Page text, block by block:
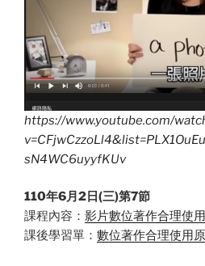
https://www.youtube.com/
sN4WC6uyyfKUv
110年6月2日(三)第7節
課程內容： 影片數位著作合理使
課後學習單： 數位著作合理使用